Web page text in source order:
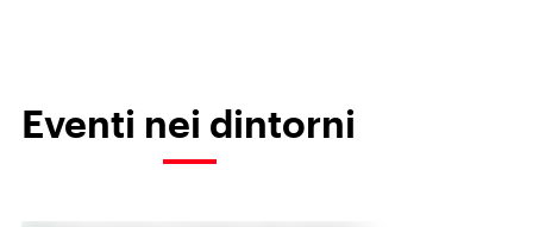
Eventi nei dintorni